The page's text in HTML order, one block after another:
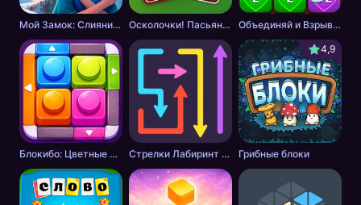
Мой Замок: Слияние и История Осколочки! Пасьянс Собери картинки Объединяй и Взрывай + 2048
Блокибо: Цветные блоки Стрелки Лабиринт - Цветной путь
4,9
Грибные блоки